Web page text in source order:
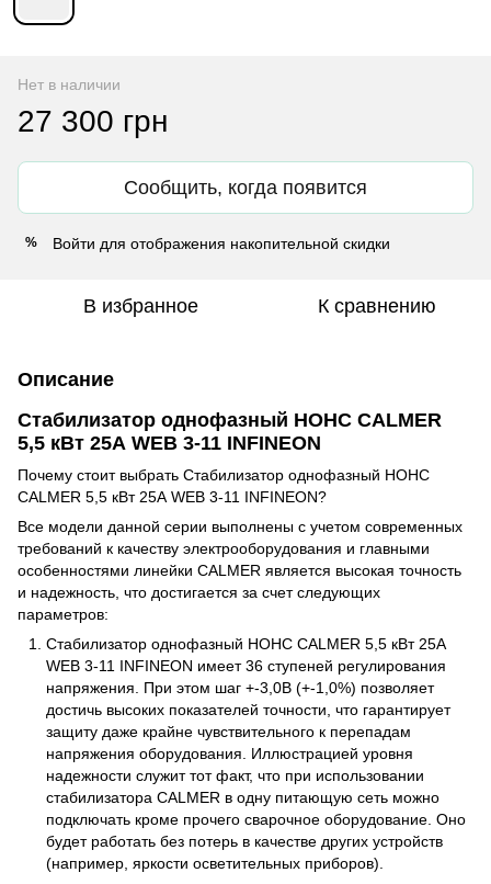
Нет в наличии
27 300 грн
Сообщить, когда появится
% Войти для отображения накопительной скидки
В избранное К сравнению
Описание
Стабилизатор однофазный НОНС CALMER
5,5 кВт 25А WEB 3-11 INFINEON
Почему стоит выбрать Стабилизатор однофазный НОНС
CALMER 5,5 кВт 25А WEB 3-11 INFINEON?
Все модели данной серии выполнены с учетом современных
требований к качеству электрооборудования и главными
особенностями линейки CALMER является высокая точность
и надежность, что достигается за счет следующих
параметров:
Стабилизатор однофазный НОНС CALMER 5,5 кВт 25А
WEB 3-11 INFINEON имеет 36 ступеней регулирования
напряжения. При этом шаг +-3,0В (+-1,0%) позволяет
достичь высоких показателей точности, что гарантирует
защиту даже крайне чувствительного к перепадам
напряжения оборудования. Иллюстрацией уровня
надежности служит тот факт, что при использовании
стабилизатора CALMER в одну питающую сеть можно
подключать кроме прочего сварочное оборудование. Оно
будет работать без потерь в качестве других устройств
(например, яркости осветительных приборов).